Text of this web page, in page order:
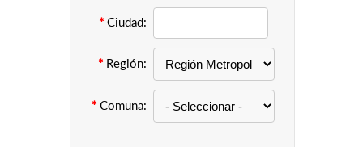
* Ciudad:
* Región:
* Comuna: